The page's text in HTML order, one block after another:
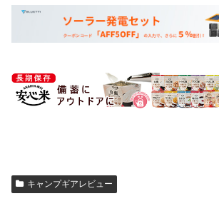
キャンプギアレビュー